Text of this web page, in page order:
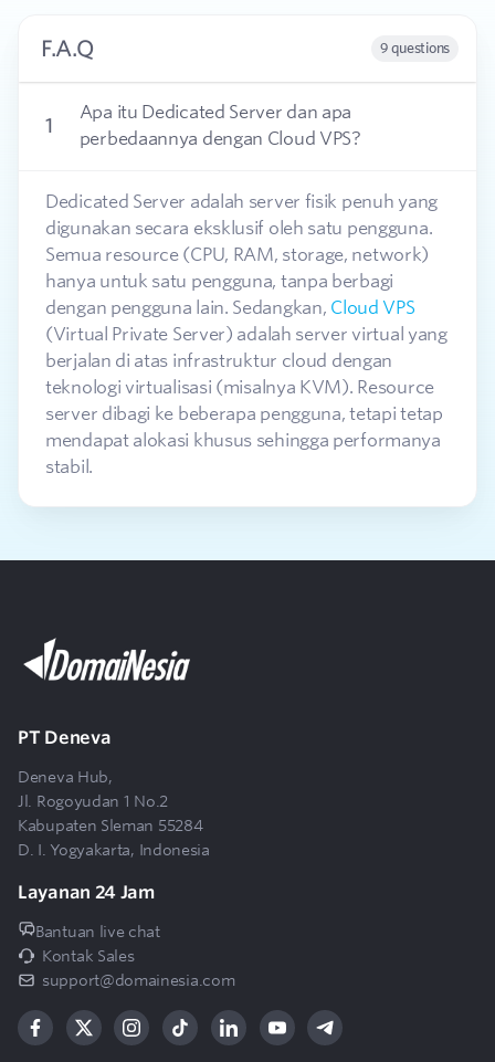
F.A.Q 9 questions
1
Apa itu Dedicated Server dan apa
perbedaannya dengan Cloud VPS?
Dedicated Server adalah server fisik penuh yang
digunakan secara eksklusif oleh satu pengguna.
Semua resource (CPU, RAM, storage, network)
hanya untuk satu pengguna, tanpa berbagi
dengan pengguna lain. Sedangkan, Cloud VPS
(Virtual Private Server) adalah server virtual yang
berjalan di atas infrastruktur cloud dengan
teknologi virtualisasi (misalnya KVM). Resource
server dibagi ke beberapa pengguna, tetapi tetap
mendapat alokasi khusus sehingga performanya
stabil.
2
aktivasi layanan Dedicated Server
3
Apakah saya mendapatkan akses kontrol ke
server dan apakah dibantu dalam pengelolaan
4
Apakah Saya bisa meng-upgrade paket
layanan Dedicated Server?
5 Di mana lokasi Dedicated server DomaiNesia?
6 Bagaimana jika terjadi gangguan pada server?
7
Bagaimana jika Saya membutuhkan layanan
tambahan seperti tambahan bandwidth, IP
untuk dedicated server Saya?
PT Deneva
Deneva Hub,
Jl. Rogoyudan 1 No.2
Kabupaten Sleman 55284
D. I. Yogyakarta, Indonesia
Layanan 24 Jam
Bantuan live chat
Kontak Sales
support@domainesia.com